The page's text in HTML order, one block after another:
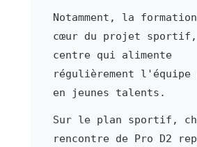
Notamment, la
cœur du projet sportif,
centre qui alimente
régulièrement l'équipe
en jeunes talents.
Sur le plan sportif,
rencontre de Pro D2